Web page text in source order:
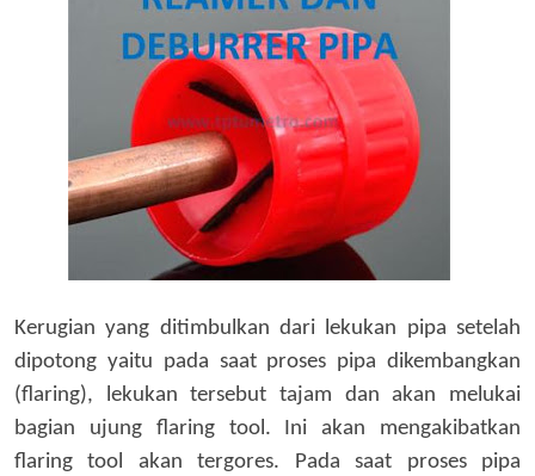
Kerugian yang ditimbulkan dari lekukan pipa setelah
dipotong yaitu pada saat proses pipa dikembangkan
(flaring), lekukan tersebut tajam dan akan melukai
bagian ujung flaring tool. Ini akan mengakibatkan
flaring tool akan tergores. Pada saat proses pipa